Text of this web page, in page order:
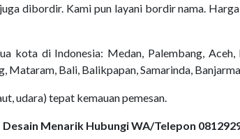
dibordir. Kami pun layani bordir nama.
kota di Indonesia: Medan, Palembang,
Mataram, Bali, Balikpapan, Samarinda,
udara) tepat kemauan pemesan.
Menarik Hubungi WA/Telepon